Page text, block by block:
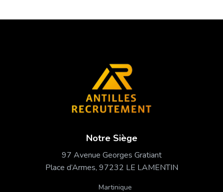
Notre Siège
97 Avenue Georges Gratiant
Place d’Armes, 97232 LE LAMENTIN
Martinique